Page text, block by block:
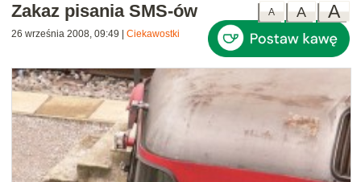
A
A
A
Zakaz pisania SMS-ów
26 września 2008, 09:49 Ciekawostki